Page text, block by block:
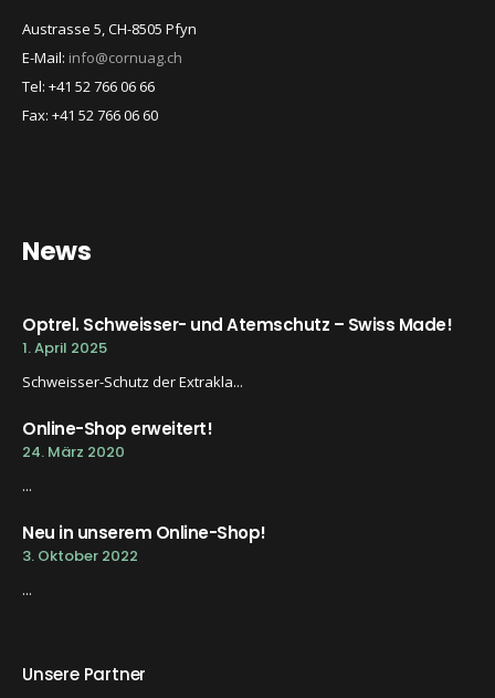
Austrasse 5, CH-8505 Pfyn
E-Mail: info@cornuag.ch
Tel: +41 52 766 06 66
Fax: +41 52 766 06 60
News
Optrel. Schweisser- und Atemschutz – Swiss Made!
1. April 2025
Schweisser-Schutz der Extrakla...
Online-Shop erweitert!
24. März 2020
...
Neu in unserem Online-Shop!
3. Oktober 2022
...
Unsere Partner